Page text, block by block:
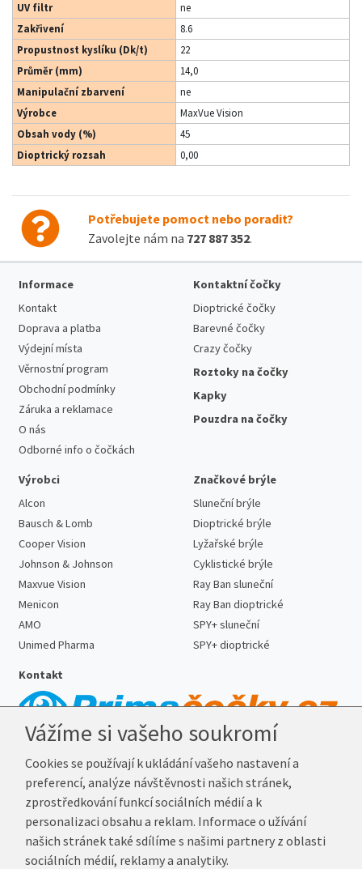
UV filtr
ne
Zakřivení
8.6
Propustnost kyslíku (Dk/t)
22
Průměr (mm)
14,0
Manipulační zbarvení
ne
Výrobce
MaxVue Vision
Obsah vody (%)
45
Dioptrický rozsah
0,00
Potřebujete pomoct nebo poradit?
Zavolejte nám na 727 887 352.
Informace
Kontakt
Doprava a platba
Výdejní místa
Věrnostní program
Obchodní podmínky
Záruka a reklamace
O nás
Odborné info o čočkách
Kontaktní čočky
Dioptrické čočky
Barevné čočky
Crazy čočky
Roztoky na čočky
Kapky
Pouzdra na čočky
Výrobci
Alcon
Bausch & Lomb
Cooper Vision
Johnson & Johnson
Maxvue Vision
Menicon
AMO
Unimed Pharma
Značkové brýle
Sluneční brýle
Dioptrické brýle
Lyžařské brýle
Cyklistické brýle
Ray Ban sluneční
Ray Ban dioptrické
SPY+ sluneční
SPY+ dioptrické
Kontakt
E-mail:info@prima-cocky.cz
Reklamační adresa
Andrea Votavová
Revoluční 1017
290 01 Poděbrady
Vážíme si vašeho soukromí
Cookies se používají k ukládání vašeho nastavení a
preferencí, analýze návštěvnosti našich stránek,
zprostředkování funkcí sociálních médií a k
personalizaci obsahu a reklam. Informace o užívání
našich stránek také sdílíme s našimi partnery z oblasti
sociálních médií, reklamy a analytiky.